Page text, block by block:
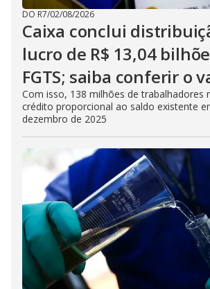
DO R7/02/08/2026
Caixa conclui
lucro de R$ 13,04
FGTS; saiba conferir o
Com isso, 138 milhões de trabalhadores
crédito proporcional ao saldo existente
dezembro de 2025